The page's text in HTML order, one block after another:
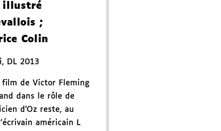
illustré
;
Colin
, DL 2013
de Victor Fleming
dans le rôle de
d'Oz reste, au
américain L